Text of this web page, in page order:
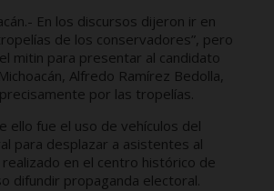
En los discursos dijeron ir en
de los conservadores”, pero
mitin para presentar al candidato
Alfredo Ramírez Bedolla,
por las tropelías.
ello fue el uso de vehículos del
para desplazar a asistentes al
en el centro histórico de
difundir propaganda electoral.